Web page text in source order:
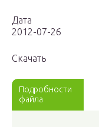
Дата
2012-07-26
Скачать
Подробности
файла